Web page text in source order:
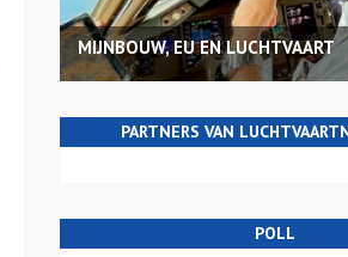
MIJNBOUW, EU EN LUCHTVAART
PARTNERS VAN
POLL